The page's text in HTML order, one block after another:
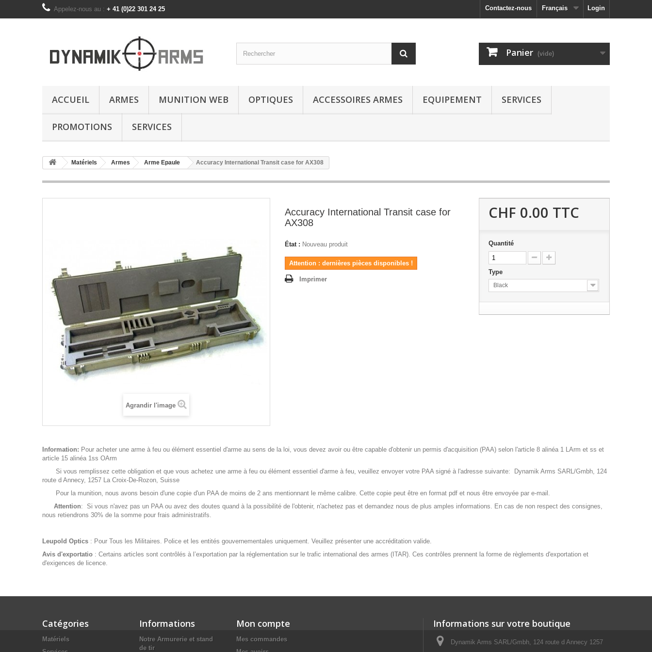
Login
Français
Contactez-nous
Appelez-nous au : + 41 (0)22 301 24 25
Panier (vide)
ACCUEIL ARMES MUNITION WEB OPTIQUES ACCESSOIRES ARMES EQUIPEMENT SERVICES
PROMOTIONS SERVICES
Matériels Armes Arme Epaule Accuracy International Transit case for AX308
Agrandir l'image
Accuracy International Transit case for
AX308
État : Nouveau produit
Attention : dernières pièces disponibles !
Imprimer
CHF 0.00 TTC
Quantité
Type
Black
Information: Pour acheter une arme à feu ou élément essentiel d'arme au sens de la loi, vous devez avoir ou être capable d'obtenir un permis d'acquisition (PAA) selon l'article 8 alinéa 1 LArm et ss et
article 15 alinéa 1ss OArm
Si vous remplissez cette obligation et que vous achetez une arme à feu ou élément essentiel d'arme à feu, veuillez envoyer votre PAA signé à l'adresse suivante: Dynamik Arms SARL/Gmbh, 124
route d Annecy, 1257 La Croix-De-Rozon, Suisse
Pour la munition, nous avons besoin d'une copie d'un PAA de moins de 2 ans mentionnant le même calibre. Cette copie peut être en format pdf et nous être envoyée par e-mail.
Attention: Si vous n'avez pas un PAA ou avez des doutes quand à la possibilité de l'obtenir, n'achetez pas et demandez nous de plus amples informations. En cas de non respect des consignes,
nous retiendrons 30% de la somme pour frais administratifs.
Leupold Optics : Pour Tous les Militaires. Police et les entités gouvernementales uniquement. Veuillez présenter une accréditation valide.
Avis d'exportatio : Certains articles sont contrôlés à l’exportation par la réglementation sur le trafic international des armes (ITAR). Ces contrôles prennent la forme de règlements d'exportation et
d'exigences de licence.
Catégories
Matériels
Informations
Notre Armurerie et stand
de tir
Mon compte
Mes commandes
Informations sur votre boutique
Dynamik Arms SARL/Gmbh, 124 route d Annecy 1257